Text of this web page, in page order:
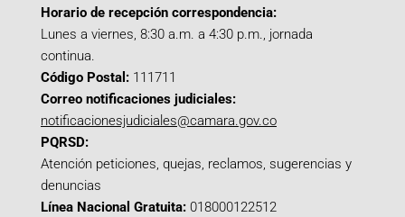
Horario de recepción correspondencia:
Lunes a viernes, 8:30 a.m. a 4:30 p.m., jornada
continua.
Código Postal: 111711
Correo notificaciones judiciales:
notificacionesjudiciales@camara.gov.co
PQRSD:
Atención peticiones, quejas, reclamos, sugerencias y
denuncias
Línea Nacional Gratuita: 018000122512